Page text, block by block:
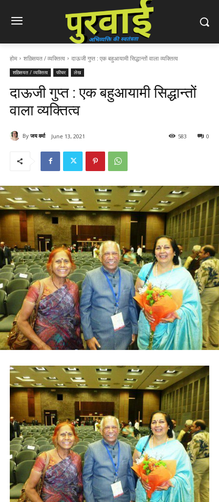
होम शख़्सियत / व्यक्तित्व दाऊजी गुप्त : एक बहुआयामी सिद्धान्तों वाला व्यक्तित्व
शख़्सियत / व्यक्तित्व फीचर लेख
दाऊजी गुप्त : एक बहुआयामी सिद्धान्तों
वाला व्यक्तित्व
By जय वर्मा June 13, 2021 0
583